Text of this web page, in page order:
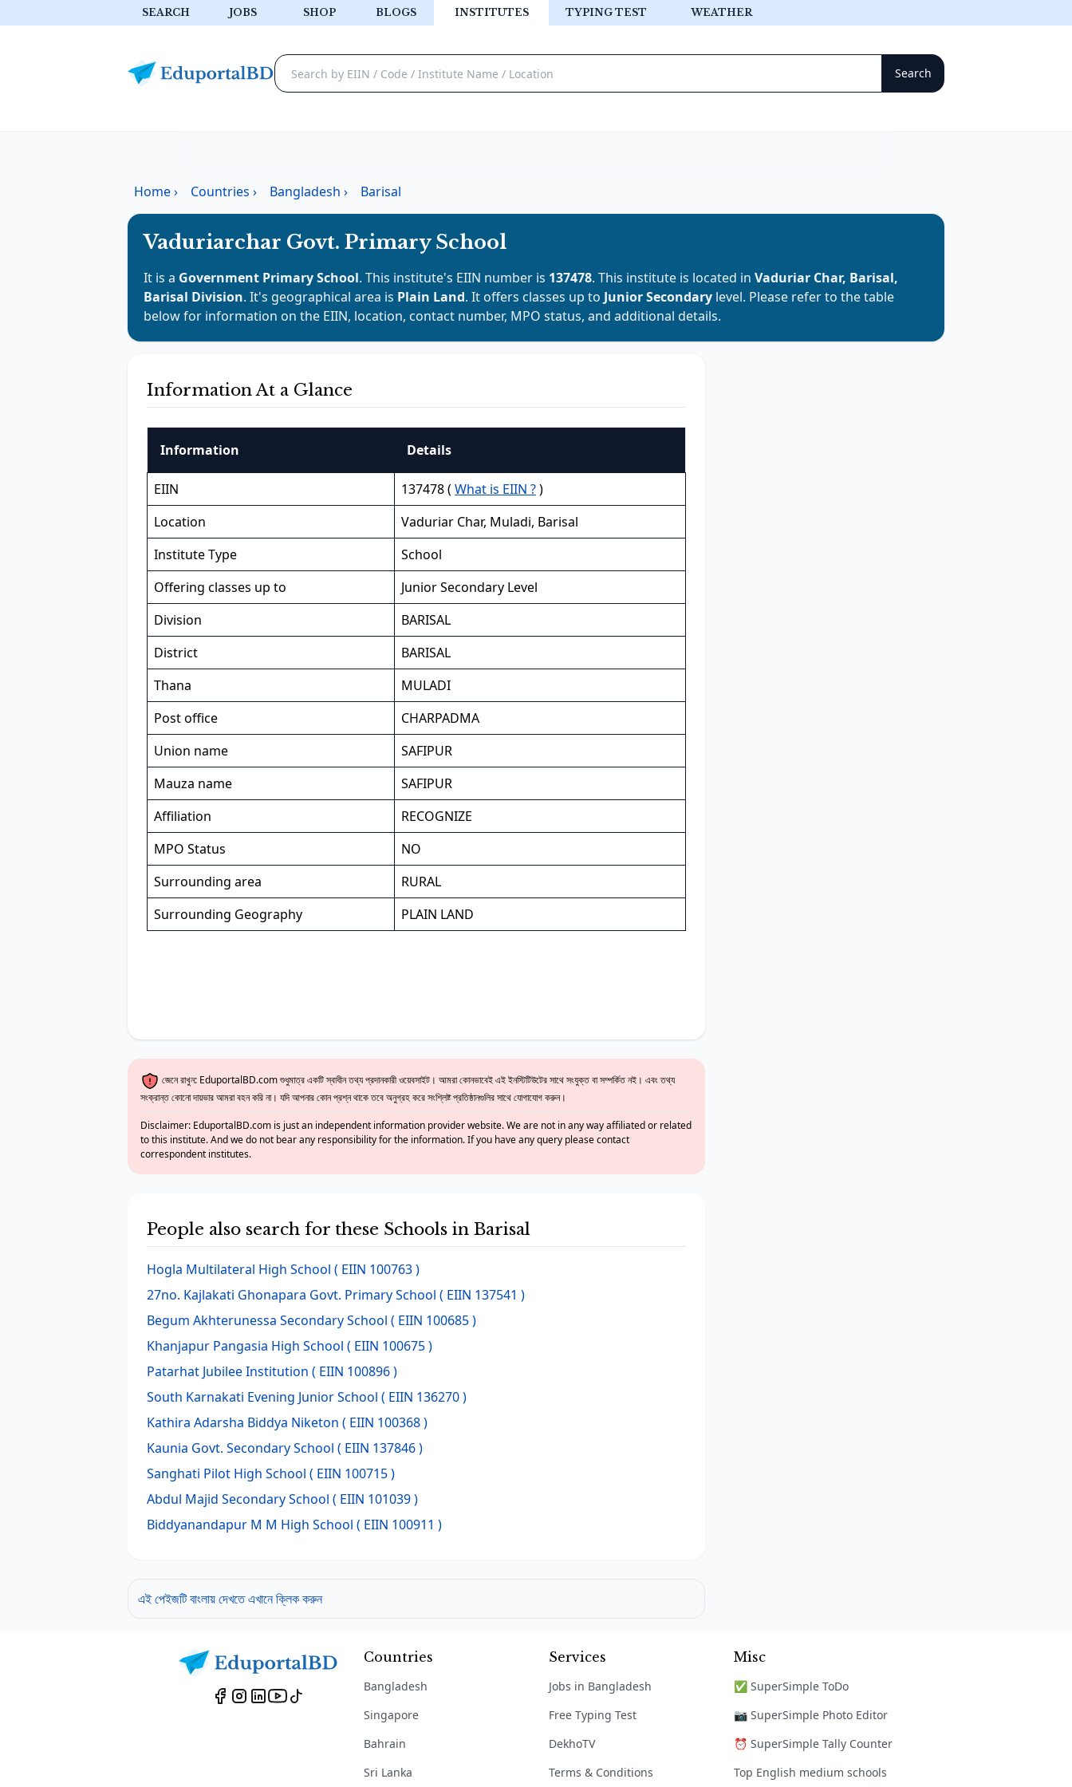
SEARCH JOBS SHOP BLOGS INSTITUTES TYPING TEST WEATHER
Home› Countries › Bangladesh › Barisal
Vaduriarchar Govt. Primary School
It is a Government Primary School. This institute's EIIN number is 137478. This institute is located in Vaduriar Char, Barisal,
Barisal Division. It's geographical area is Plain Land. It offers classes up to Junior Secondary level. Please refer to the table
below for information on the EIIN, location, contact number, MPO status, and additional details.
Information At a Glance
Information Details
EIIN 137478 ( What is EIIN ?)
Location
Vaduriar Char, Muladi, Barisal
Institute Type
School
Offering classes up to
Junior Secondary Level
Division
BARISAL
District
BARISAL
Thana
MULADI
Post office
CHARPADMA
Union name
SAFIPUR
Mauza name
SAFIPUR
Affiliation
RECOGNIZE
MPO Status
NO
Surrounding area
RURAL
Surrounding Geography
PLAIN LAND
জেনে রাখুন: EduportalBD.com শুধুমাত্র একটি স্বাধীন তথ্য প্রদানকারী ওয়েবসাইট। আমরা কোনভাবেই এই ইনস্টিটিউটের সাথে সংযুক্ত বা সম্পর্কিত নই। এবং তথ্য
সংক্রান্ত কোনো দায়ভার আমরা বহন করি না। যদি আপনার কোন প্রশ্ন থাকে তবে অনুগ্রহ করে সংশ্লিষ্ট প্রতিষ্ঠানগুলির সাথে যোগাযোগ করুন।
Disclaimer: EduportalBD.com is just an independent information provider website. We are not in any way affiliated or related
to this institute. And we do not bear any responsibility for the information. If you have any query please contact
correspondent institutes.
People also search for these Schools in Barisal
Hogla Multilateral High School ( EIIN 100763 )
27no. Kajlakati Ghonapara Govt. Primary School ( EIIN 137541 )
Begum Akhterunessa Secondary School ( EIIN 100685 )
Khanjapur Pangasia High School ( EIIN 100675 )
Patarhat Jubilee Institution ( EIIN 100896 )
South Karnakati Evening Junior School ( EIIN 136270 )
Kathira Adarsha Biddya Niketon ( EIIN 100368 )
Kaunia Govt. Secondary School ( EIIN 137846 )
Sanghati Pilot High School ( EIIN 100715 )
Abdul Majid Secondary School ( EIIN 101039 )
Biddyanandapur M M High School ( EIIN 100911 )
এই পেইজটি বাংলায় দেখতে এখানে ক্লিক করুন
Countries
Bangladesh
Singapore
Bahrain
Sri Lanka
Services
Jobs in Bangladesh
Free Typing Test
DekhoTV
Terms & Conditions
Misc
✅ SuperSimple ToDo
📷 SuperSimple Photo Editor
⏰ SuperSimple Tally Counter
Top English medium schools